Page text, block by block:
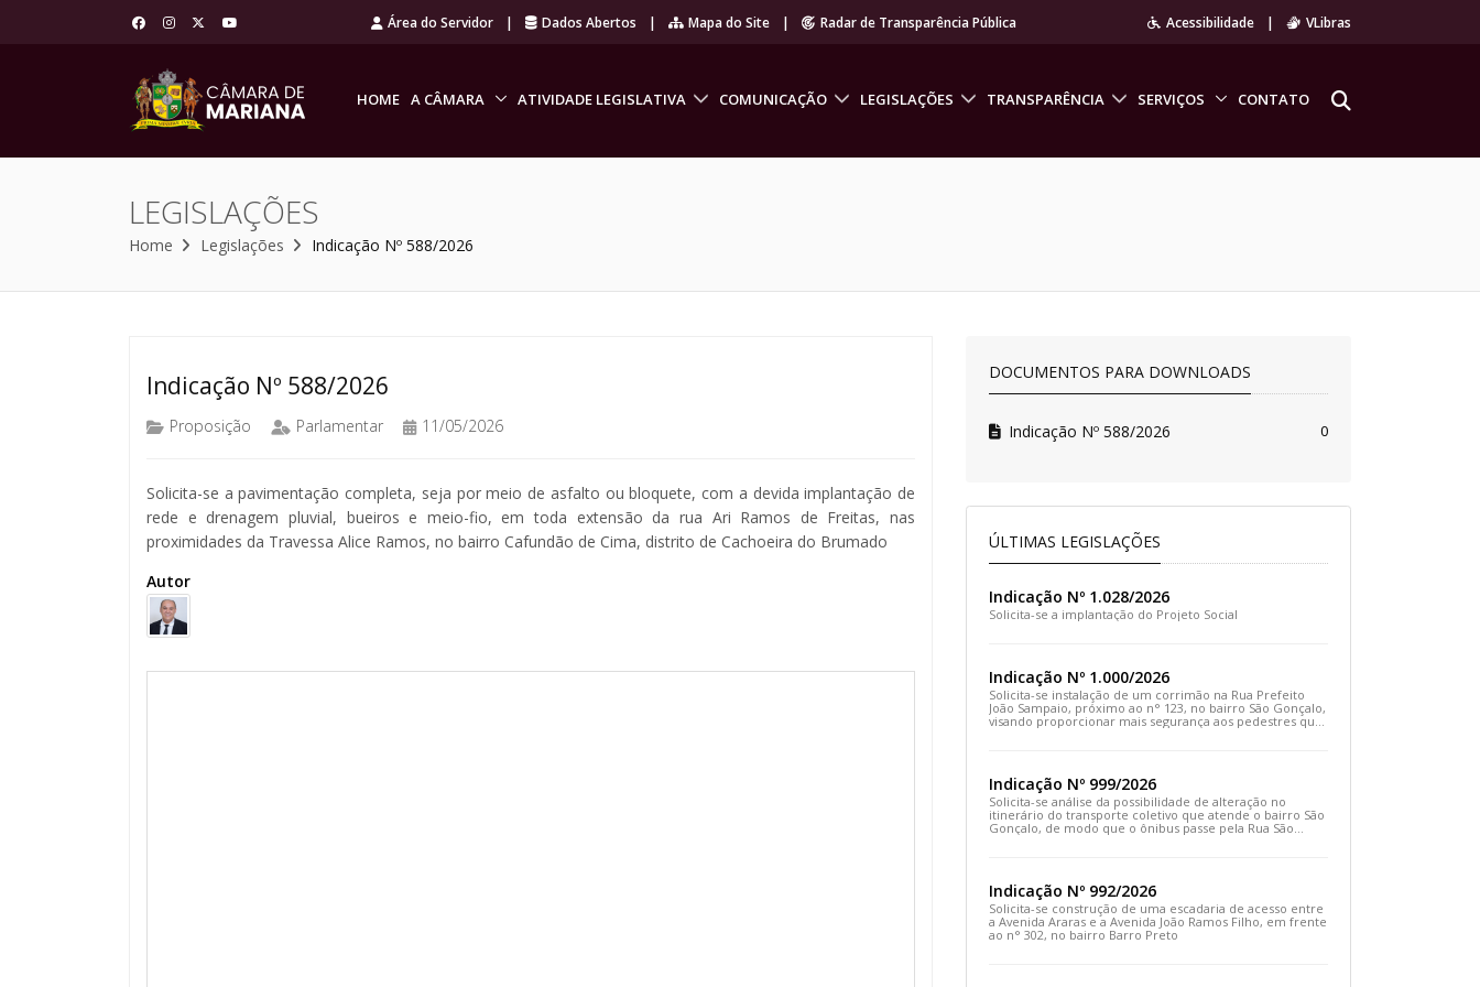
Área do Servidor | Dados Abertos | Mapa do Site | Radar de Transparência Pública Acessibilidade | VLibras
HOME A CÂMARA ATIVIDADE LEGISLATIVA COMUNICAÇÃO LEGISLAÇÕES TRANSPARÊNCIA SERVIÇOS CONTATO
LEGISLAÇÕES
Home Legislações Indicação Nº 588/2026
Indicação Nº 588/2026
Proposição Parlamentar 11/05/2026
Solicita-se a pavimentação completa, seja por meio de asfalto ou bloquete, com a devida implantação de
rede e drenagem pluvial, bueiros e meio-fio, em toda extensão da rua Ari Ramos de Freitas, nas
proximidades da Travessa Alice Ramos, no bairro Cafundão de Cima, distrito de Cachoeira do Brumado
Autor
DOCUMENTOS PARA DOWNLOADS
Indicação Nº 588/2026 0
ÚLTIMAS LEGISLAÇÕES
Indicação Nº 1.028/2026
Solicita-se a implantação do Projeto Social
Indicação Nº 1.000/2026
Solicita-se instalação de um corrimão na Rua Prefeito
João Sampaio, próximo ao n° 123, no bairro São Gonçalo,
visando proporcionar mais segurança aos pedestres que
Indicação Nº 999/2026
Solicita-se análise da possibilidade de alteração no
itinerário do transporte coletivo que atende o bairro São
Gonçalo, de modo que o ônibus passe pela Rua São
Indicação Nº 992/2026
Solicita-se construção de uma escadaria de acesso entre
a Avenida Araras e a Avenida João Ramos Filho, em frente
ao n° 302, no bairro Barro Preto